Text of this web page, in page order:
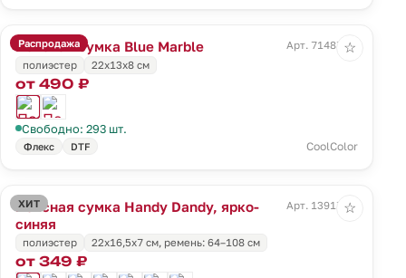
Распродажа
Поясная сумка Blue Marble
Арт. 71487.14
полиэстер
22x13x8 см
от 490 ₽
Свободно: 293 шт.
Флекс DTF CoolColor
☆
ХИТ
Поясная сумка Handy Dandy, ярко-
синяя
Арт. 13917.40
полиэстер 22x16,5x7 см, ремень: 64–108 см
от 349 ₽
☆